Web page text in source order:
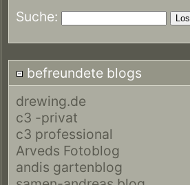
Suche:
befreundete blogs
drewing.de
c3 -privat
c3 professional
Arveds Fotoblog
andis gartenblog